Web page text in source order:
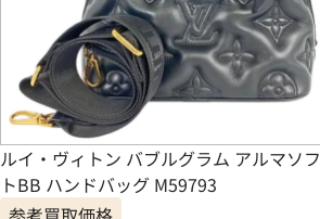
ルイ・ヴィトン バブルグラム アルマソフ
トBB ハンドバッグ M59793